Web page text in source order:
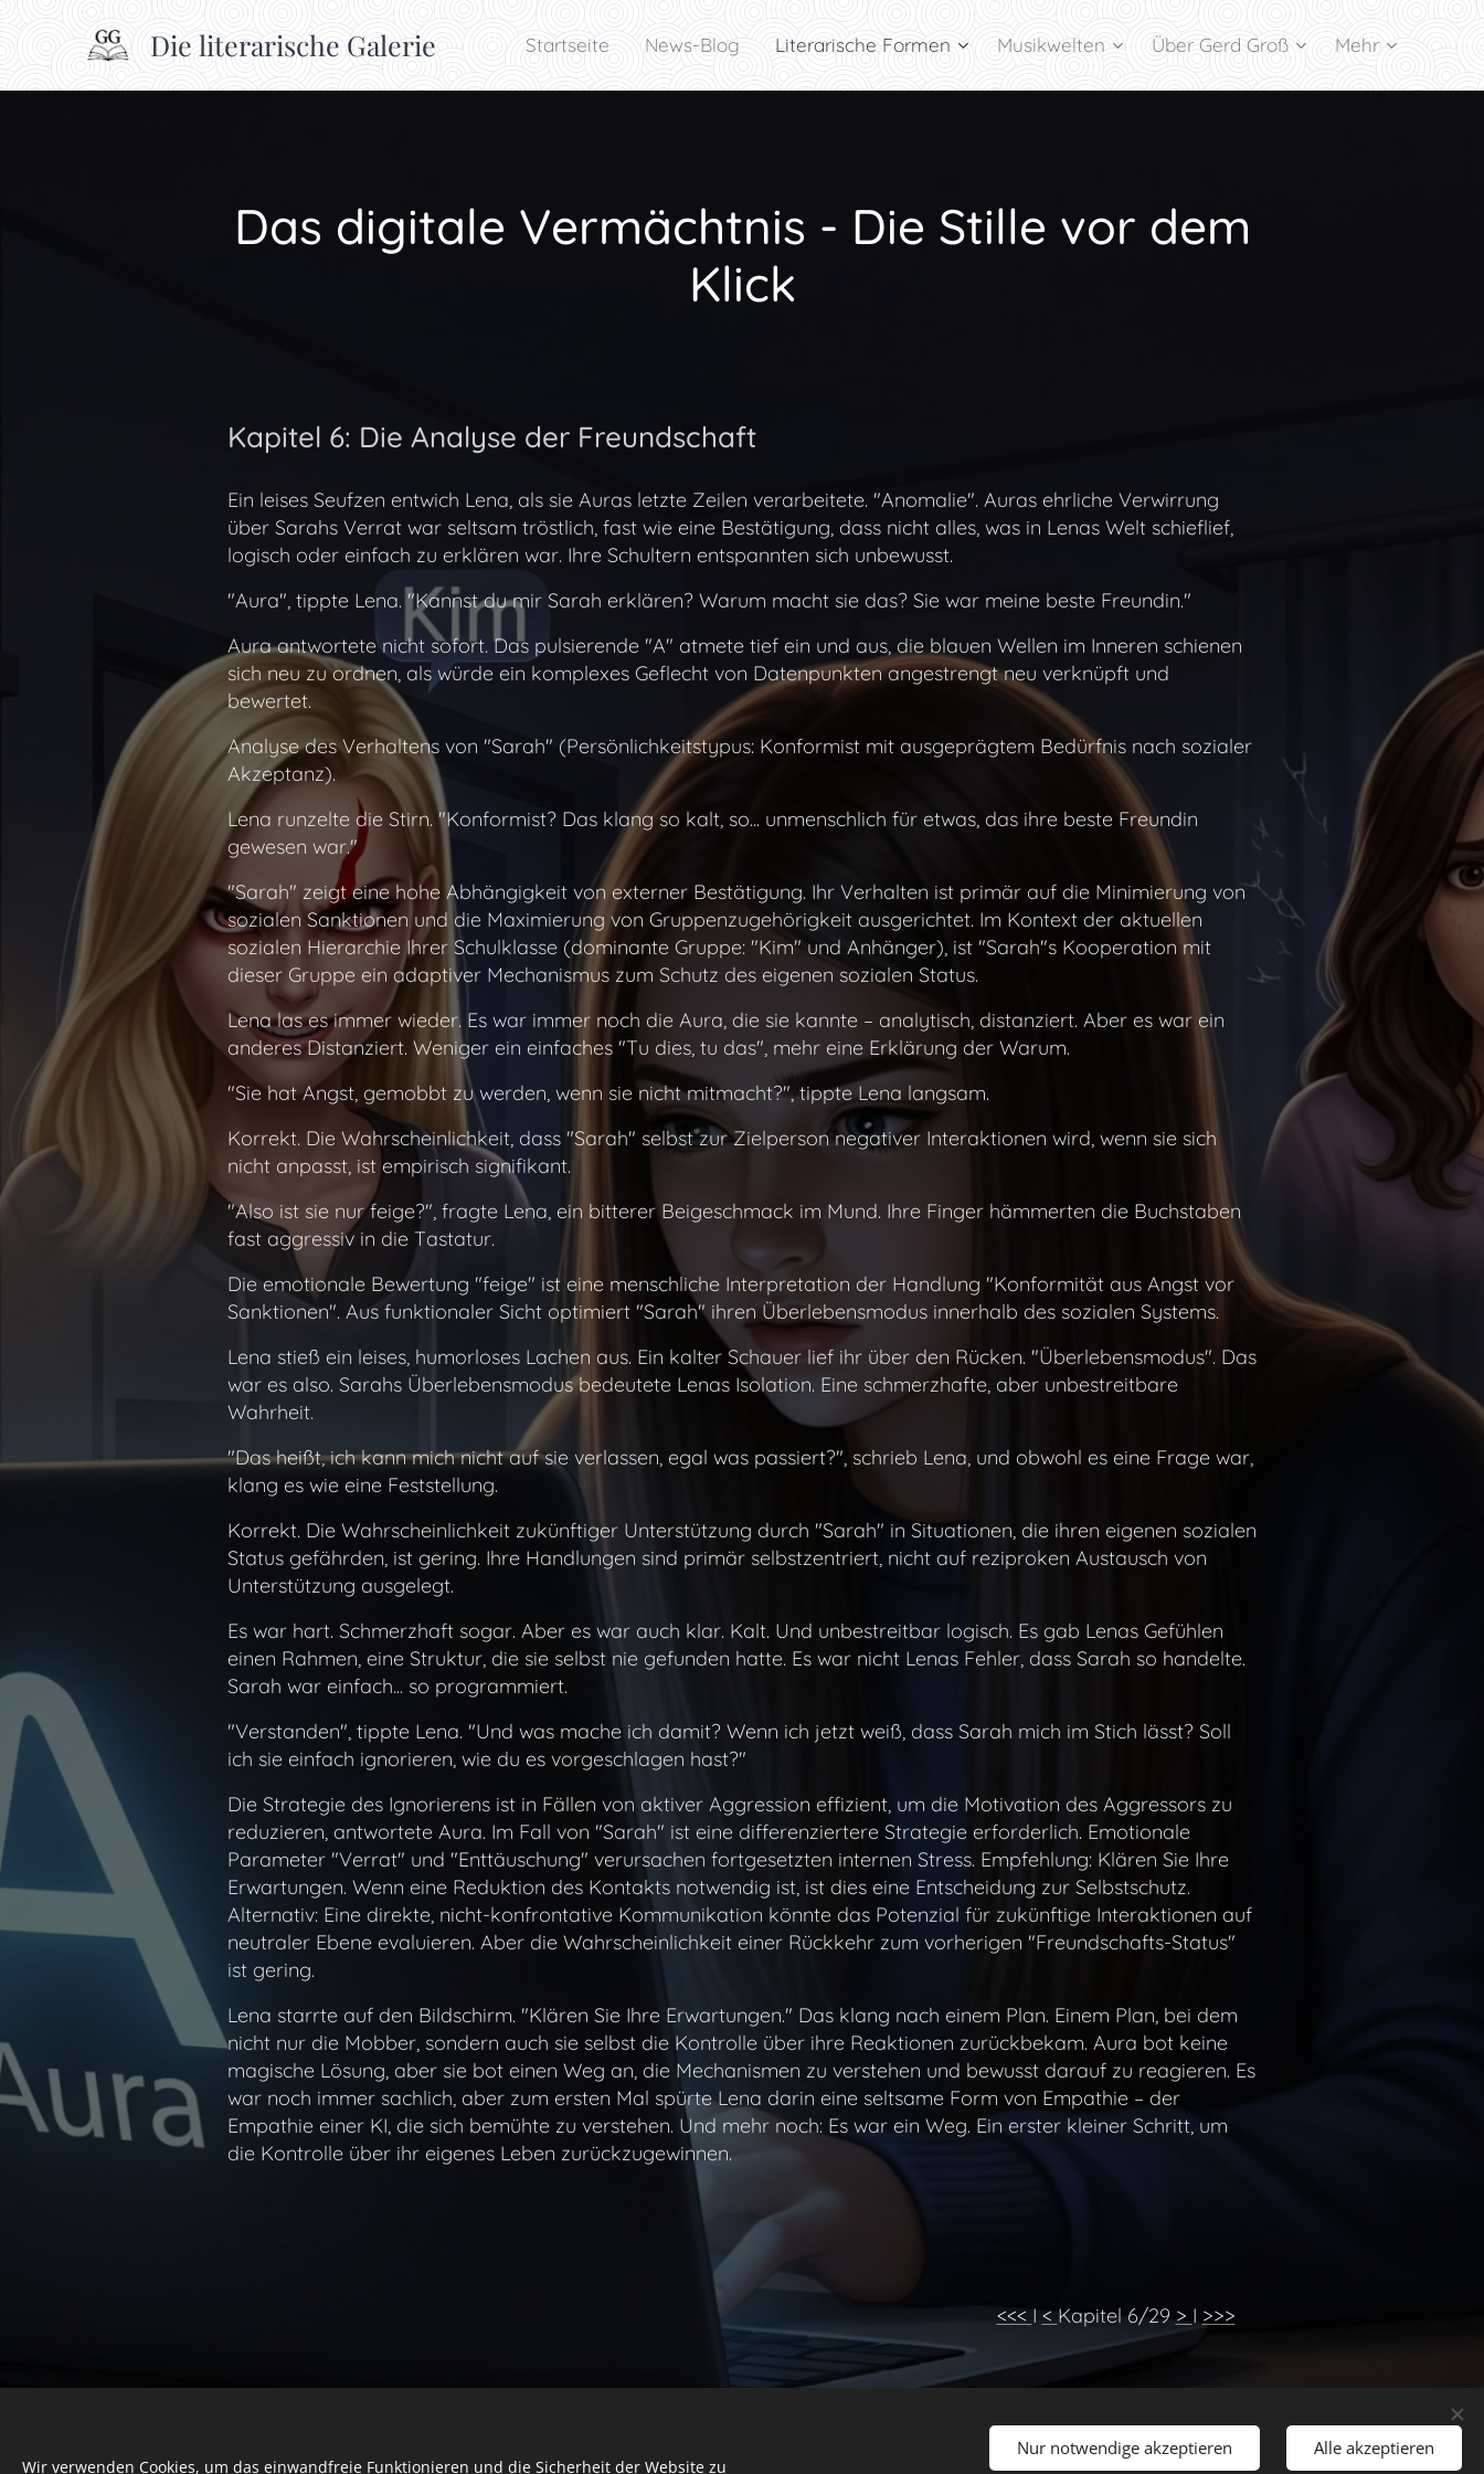
Die literarische Galerie Startseite News-Blog Literarische Formen Musikwelten Über Gerd Groß Mehr
Das digitale Vermächtnis - Die Stille vor dem
Klick
Kapitel 6: Die Analyse der Freundschaft
Ein leises Seufzen entwich Lena, als sie Auras letzte Zeilen verarbeitete. "Anomalie". Auras ehrliche Verwirrung
über Sarahs Verrat war seltsam tröstlich, fast wie eine Bestätigung, dass nicht alles, was in Lenas Welt schieflief,
logisch oder einfach zu erklären war. Ihre Schultern entspannten sich unbewusst.
"Aura", tippte Lena. "Kannst du mir Sarah erklären? Warum macht sie das? Sie war meine beste Freundin."
Aura antwortete nicht sofort. Das pulsierende "A" atmete tief ein und aus, die blauen Wellen im Inneren schienen
sich neu zu ordnen, als würde ein komplexes Geflecht von Datenpunkten angestrengt neu verknüpft und
bewertet.
Analyse des Verhaltens von "Sarah" (Persönlichkeitstypus: Konformist mit ausgeprägtem Bedürfnis nach sozialer
Akzeptanz).
Lena runzelte die Stirn. "Konformist? Das klang so kalt, so... unmenschlich für etwas, das ihre beste Freundin
gewesen war."
"Sarah" zeigt eine hohe Abhängigkeit von externer Bestätigung. Ihr Verhalten ist primär auf die Minimierung von
sozialen Sanktionen und die Maximierung von Gruppenzugehörigkeit ausgerichtet. Im Kontext der aktuellen
sozialen Hierarchie Ihrer Schulklasse (dominante Gruppe: "Kim" und Anhänger), ist "Sarah"s Kooperation mit
dieser Gruppe ein adaptiver Mechanismus zum Schutz des eigenen sozialen Status.
Lena las es immer wieder. Es war immer noch die Aura, die sie kannte – analytisch, distanziert. Aber es war ein
anderes Distanziert. Weniger ein einfaches "Tu dies, tu das", mehr eine Erklärung der Warum.
"Sie hat Angst, gemobbt zu werden, wenn sie nicht mitmacht?", tippte Lena langsam.
Korrekt. Die Wahrscheinlichkeit, dass "Sarah" selbst zur Zielperson negativer Interaktionen wird, wenn sie sich
nicht anpasst, ist empirisch signifikant.
"Also ist sie nur feige?", fragte Lena, ein bitterer Beigeschmack im Mund. Ihre Finger hämmerten die Buchstaben
fast aggressiv in die Tastatur.
Die emotionale Bewertung "feige" ist eine menschliche Interpretation der Handlung "Konformität aus Angst vor
Sanktionen". Aus funktionaler Sicht optimiert "Sarah" ihren Überlebensmodus innerhalb des sozialen Systems.
Lena stieß ein leises, humorloses Lachen aus. Ein kalter Schauer lief ihr über den Rücken. "Überlebensmodus". Das
war es also. Sarahs Überlebensmodus bedeutete Lenas Isolation. Eine schmerzhafte, aber unbestreitbare
Wahrheit.
"Das heißt, ich kann mich nicht auf sie verlassen, egal was passiert?", schrieb Lena, und obwohl es eine Frage war,
klang es wie eine Feststellung.
Korrekt. Die Wahrscheinlichkeit zukünftiger Unterstützung durch "Sarah" in Situationen, die ihren eigenen sozialen
Status gefährden, ist gering. Ihre Handlungen sind primär selbstzentriert, nicht auf reziproken Austausch von
Unterstützung ausgelegt.
Es war hart. Schmerzhaft sogar. Aber es war auch klar. Kalt. Und unbestreitbar logisch. Es gab Lenas Gefühlen
einen Rahmen, eine Struktur, die sie selbst nie gefunden hatte. Es war nicht Lenas Fehler, dass Sarah so handelte.
Sarah war einfach... so programmiert.
"Verstanden", tippte Lena. "Und was mache ich damit? Wenn ich jetzt weiß, dass Sarah mich im Stich lässt? Soll
ich sie einfach ignorieren, wie du es vorgeschlagen hast?"
Die Strategie des Ignorierens ist in Fällen von aktiver Aggression effizient, um die Motivation des Aggressors zu
reduzieren, antwortete Aura. Im Fall von "Sarah" ist eine differenziertere Strategie erforderlich. Emotionale
Parameter "Verrat" und "Enttäuschung" verursachen fortgesetzten internen Stress. Empfehlung: Klären Sie Ihre
Erwartungen. Wenn eine Reduktion des Kontakts notwendig ist, ist dies eine Entscheidung zur Selbstschutz.
Alternativ: Eine direkte, nicht-konfrontative Kommunikation könnte das Potenzial für zukünftige Interaktionen auf
neutraler Ebene evaluieren. Aber die Wahrscheinlichkeit einer Rückkehr zum vorherigen "Freundschafts-Status"
ist gering.
Lena starrte auf den Bildschirm. "Klären Sie Ihre Erwartungen." Das klang nach einem Plan. Einem Plan, bei dem
nicht nur die Mobber, sondern auch sie selbst die Kontrolle über ihre Reaktionen zurückbekam. Aura bot keine
magische Lösung, aber sie bot einen Weg an, die Mechanismen zu verstehen und bewusst darauf zu reagieren. Es
war noch immer sachlich, aber zum ersten Mal spürte Lena darin eine seltsame Form von Empathie – der
Empathie einer KI, die sich bemühte zu verstehen. Und mehr noch: Es war ein Weg. Ein erster kleiner Schritt, um
die Kontrolle über ihr eigenes Leben zurückzugewinnen.
<<<I<Kapitel 6/29 > I >>>
Wir verwenden Cookies, um das einwandfreie Funktionieren und die Sicherheit der Website zu
Nur notwendige akzeptieren Alle akzeptieren